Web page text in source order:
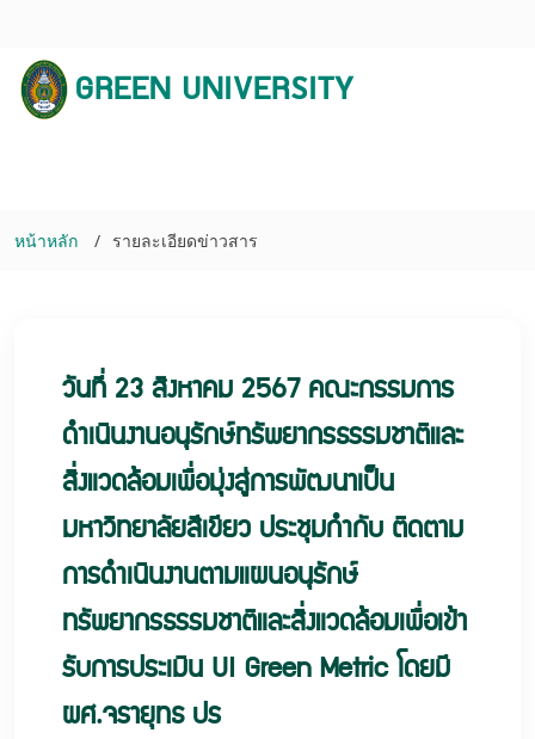
GREEN UNIVERSITY
หน้าหลัก รายละเอียดข่าวสาร
วันที่ 23 สิงหาคม 2567 คณะกรรมการ
ดำเนินงานอนุรักษ์ทรัพยากรธรรมชาติและ
สิ่งแวดล้อมเพื่อมุ่งสู่การพัฒนาเป็น
มหาวิทยาลัยสีเขียว ประชุมกำกับ ติดตาม
การดำเนินงานตามแผนอนุรักษ์
ทรัพยากรธรรมชาติและสิ่งแวดล้อมเพื่อเข้า
รับการประเมิน UI Green Metric โดยมี
ผศ.จรายุทธ ปร